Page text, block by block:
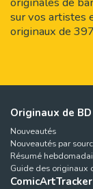
sur vos artistes
originaux de
Originaux de BD
Nouveautés
Nouveautés par
Résumé
Guide des originaux
ComicArtTracker